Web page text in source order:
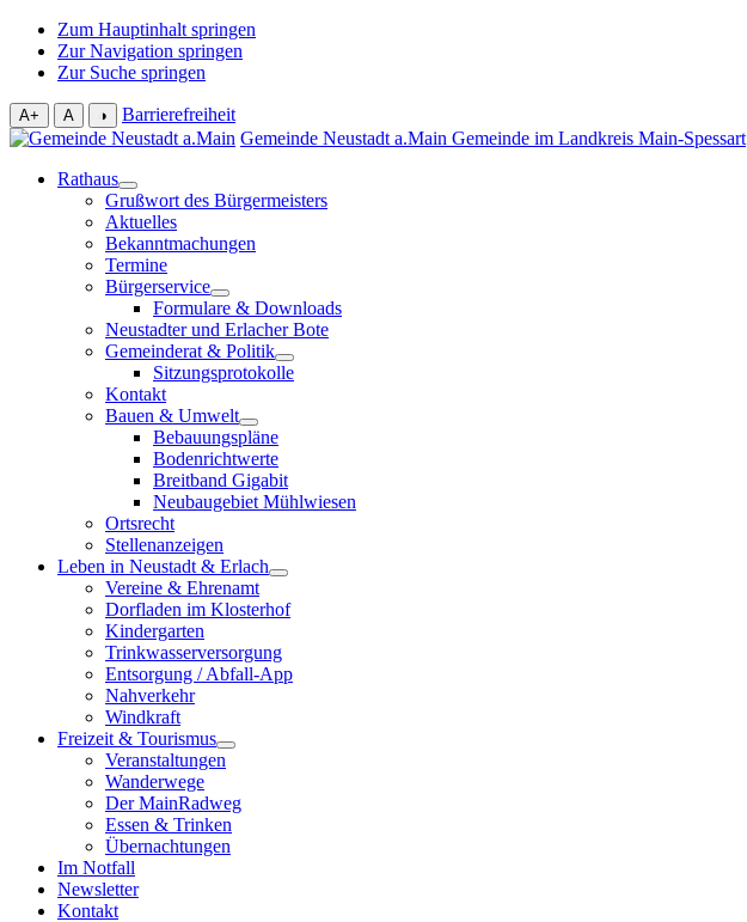
Zum Hauptinhalt springen
Zur Navigation springen
Zur Suche springen
A+ A ◑
Barrierefreiheit
Gemeinde Neustadt a.Main Gemeinde im Landkreis Main-Spessart
Rathaus
Grußwort des Bürgermeisters
Aktuelles
Bekanntmachungen
Termine
Bürgerservice
Formulare & Downloads
Neustadter und Erlacher Bote
Gemeinderat & Politik
Sitzungsprotokolle
Kontakt
Bauen & Umwelt
Bebauungspläne
Bodenrichtwerte
Breitband Gigabit
Neubaugebiet Mühlwiesen
Ortsrecht
Stellenanzeigen
Leben in Neustadt & Erlach
Vereine & Ehrenamt
Dorfladen im Klosterhof
Kindergarten
Trinkwasserversorgung
Entsorgung / Abfall-App
Nahverkehr
Windkraft
Freizeit & Tourismus
Veranstaltungen
Wanderwege
Der MainRadweg
Essen & Trinken
Übernachtungen
Im Notfall
Newsletter
Kontakt